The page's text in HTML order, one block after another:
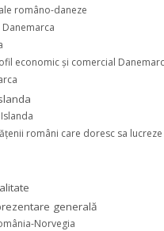
româno-daneze
economic şi comercial
români care doresc sa lucreze
generală
Norvegia